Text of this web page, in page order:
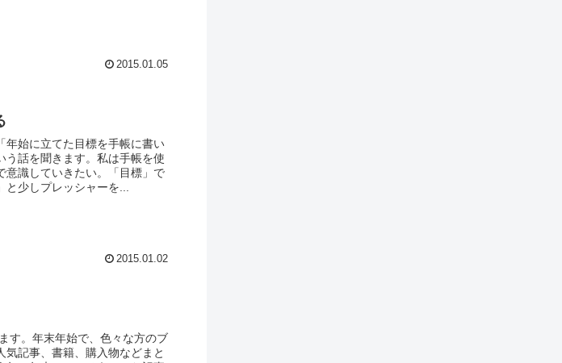
2015.01.05
年始に立てた目標を手帳に書い
う話を聞きます。私は手帳を使
意識していきたい。「目標」で
少しプレッシャーを...
2015.01.02
す。年末年始で、色々な方のブ
気記事、書籍、購入物などまと